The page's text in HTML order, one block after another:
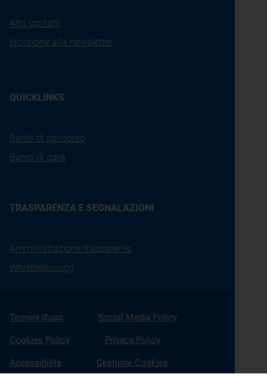
Altri contatti
Iscrizione alla newsletter
QUICKLINKS
Bandi di concorso
Bandi di gara
TRASPARENZA E SEGNALAZIONI
Amministrazione trasparente
Whistleblowing
Termini d'uso Social Media Policy
Cookies Policy Privacy Policy
Accessibilità Gestione Cookies